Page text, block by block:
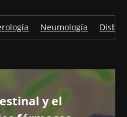
Neumología
y el